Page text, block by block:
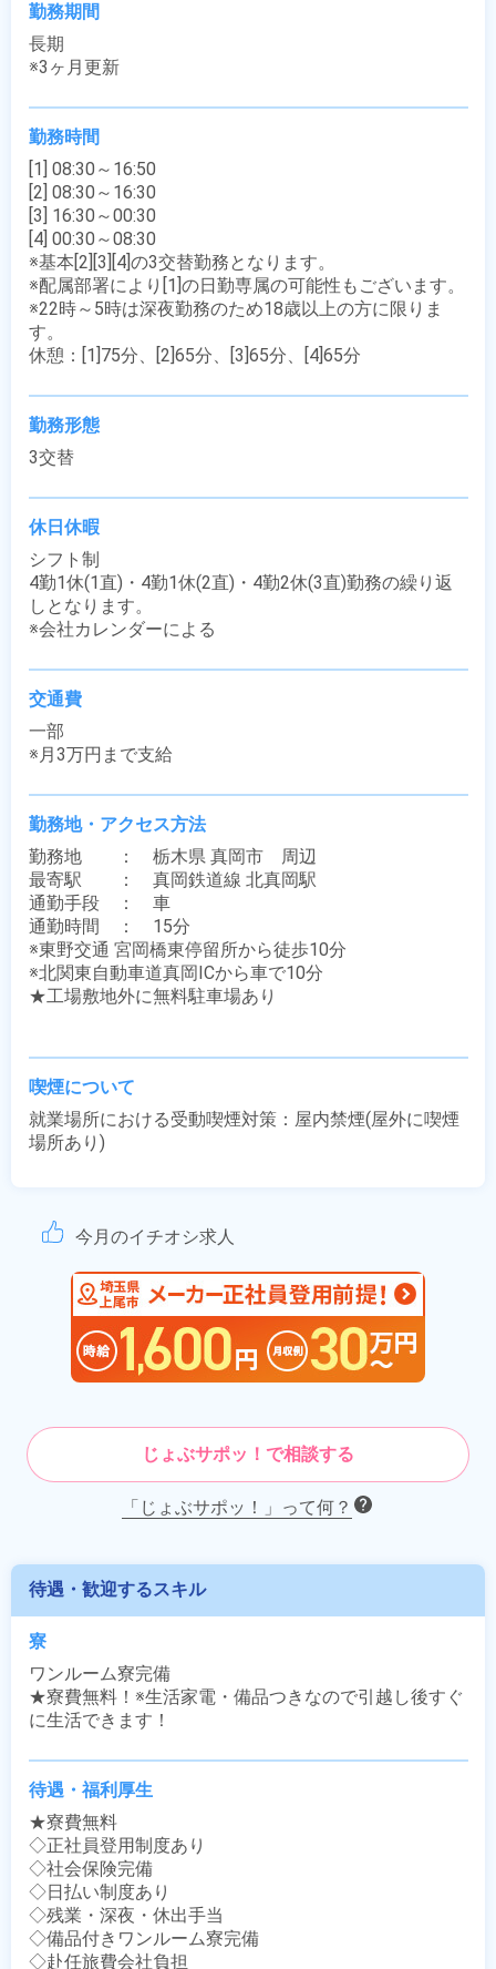
勤務期間
長期
※3ヶ月更新
勤務時間
[1] 08:30～16:50
[2] 08:30～16:30
[3] 16:30～00:30
[4] 00:30～08:30
※基本[2][3][4]の3交替勤務となります。
※配属部署により[1]の日勤専属の可能性もございます。
※22時～5時は深夜勤務のため18歳以上の方に限りま
す。
休憩：[1]75分、[2]65分、[3]65分、[4]65分
勤務形態
3交替
休日休暇
シフト制
4勤1休(1直)・4勤1休(2直)・4勤2休(3直)勤務の繰り返
しとなります。
※会社カレンダーによる
交通費
一部
※月3万円まで支給
勤務地・アクセス方法
勤務地　　：　栃木県 真岡市　周辺
最寄駅　　：　真岡鉄道線 北真岡駅
通勤手段　：　車
通勤時間　：　15分
※東野交通 宮岡橋東停留所から徒歩10分
※北関東自動車道真岡ICから車で10分
★工場敷地外に無料駐車場あり
喫煙について
就業場所における受動喫煙対策：屋内禁煙(屋外に喫煙
場所あり)
今月のイチオシ求人
じょぶサポッ！で相談する
「じょぶサポッ！」って何？
待遇・歓迎するスキル
寮
ワンルーム寮完備
★寮費無料！※生活家電・備品つきなので引越し後すぐ
に生活できます！
待遇・福利厚生
★寮費無料
◇正社員登用制度あり
◇社会保険完備
◇日払い制度あり
◇残業・深夜・休出手当
◇備品付きワンルーム寮完備
◇赴任旅費会社負担